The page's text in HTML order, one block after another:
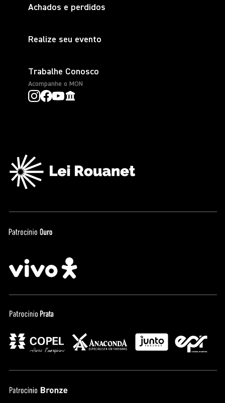
Achados e perdidos
Realize seu evento
Trabalhe Conosco
Acompanhe o MON